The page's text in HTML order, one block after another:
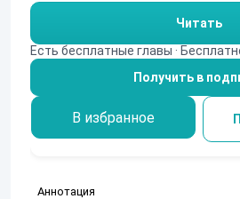
Читать
Есть бесплатные главы ·
Получить в
В избранное
Аннотация